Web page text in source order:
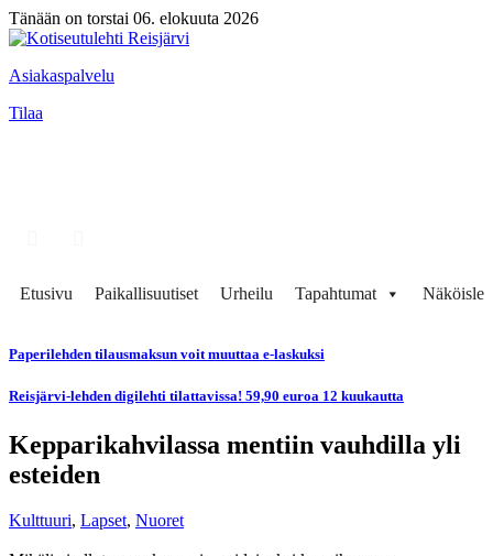
Tänään on torstai 06. elokuuta 2026
Asiakaspalvelu
Tilaa
Etusivu Paikallisuutiset Urheilu Tapahtumat
Paperilehden tilausmaksun voit muuttaa e-laskuksi
Reisjärvi-lehden digilehti tilattavissa! 59,90 euroa 12 kuukautta
Kepparikahvilassa mentiin vauhdilla yli
esteiden
Kulttuuri, Lapset, Nuoret